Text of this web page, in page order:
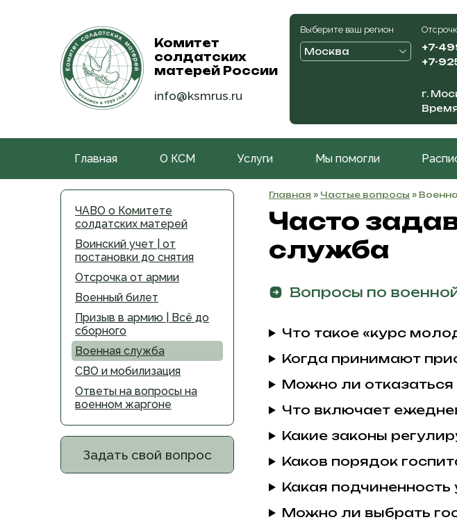
Комитет
солдатских
матерей России
info@ksmrus.ru
Выберите ваш регион
Москва
+7-
+7-
г.
Главная О КСМ Услуги Мы помогли
ЧАВО о Комитете
солдатских матерей
Воинский учет | от
постановки до снятия
Отсрочка от армии
Военный билет
Призыв в армию | Всё до
сборного
Военная служба
СВО и мобилизация
Ответы на вопросы на
военном жаргоне
Задать свой вопрос
Главная » Частые вопросы »
Часто
служба
Вопросы по
Что такое «курс
Когда принимают
Можно ли отказаться
Что включает
Какие законы
Каков порядок
Какая
Можно ли выбрать